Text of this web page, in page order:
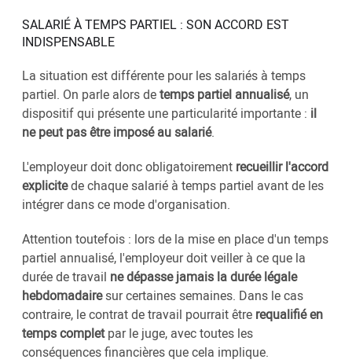
SALARIÉ À TEMPS PARTIEL : SON ACCORD EST
INDISPENSABLE
La situation est différente pour les salariés à temps
partiel. On parle alors detemps partiel annualisé, un
dispositif qui présente une particularité importante : il
ne peut pas être imposé au salarié.
L'employeur doit donc obligatoirement recueillir l'accord
explicitede chaque salarié à temps partiel avant de les
intégrer dans ce mode d'organisation.
Attention toutefois : lors de la mise en place d'un temps
partiel annualisé, l'employeur doit veiller à ce que la
durée de travail ne dépasse jamais la durée légale
hebdomadairesur certaines semaines. Dans le cas
contraire, le contrat de travail pourrait être requalifié en
temps completpar le juge, avec toutes les
conséquences financières que cela implique.